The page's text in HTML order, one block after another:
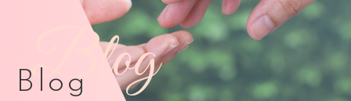
Blog
Blog